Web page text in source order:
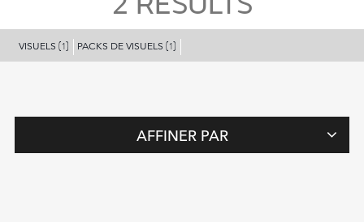
VISUELS (1) PACKS DE VISUELS (1)
AFFINER PAR